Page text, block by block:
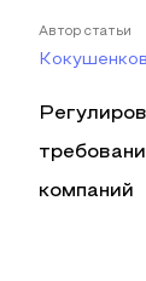
Автор статьи
компаний